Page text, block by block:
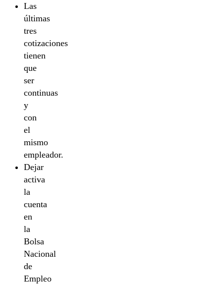
Las
últimas
tres
cotizaciones
tienen
que
ser
continuas
y
con
el
mismo
empleador.
Dejar
activa
la
cuenta
en
la
Bolsa
Nacional
de
Empleo